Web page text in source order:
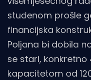
studenom prošle
financijska
Poljana bi dobila
se stari,
kapacitetom od